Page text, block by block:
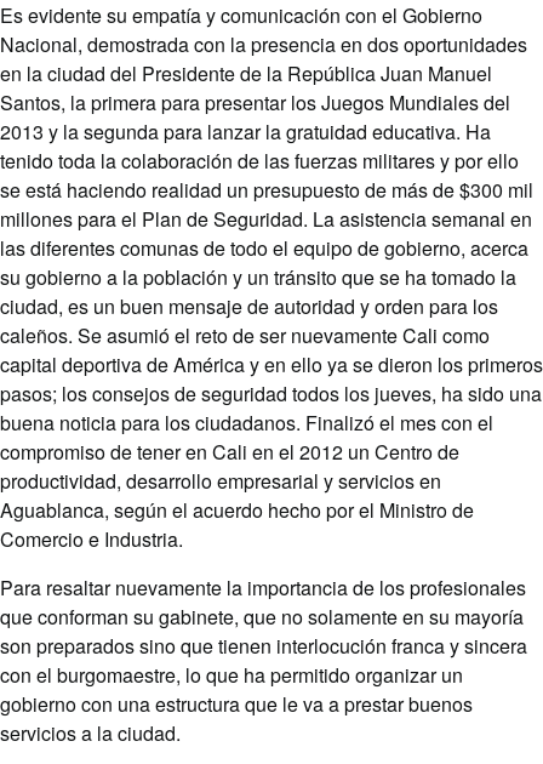
Es evidente su empatía y comunicación con el Gobierno
Nacional, demostrada con la presencia en dos oportunidades
en la ciudad del Presidente de la República Juan Manuel
Santos, la primera para presentar los Juegos Mundiales del
2013 y la segunda para lanzar la gratuidad educativa. Ha
tenido toda la colaboración de las fuerzas militares y por ello
se está haciendo realidad un presupuesto de más de $300 mil
millones para el Plan de Seguridad. La asistencia semanal en
las diferentes comunas de todo el equipo de gobierno, acerca
su gobierno a la población y un tránsito que se ha tomado la
ciudad, es un buen mensaje de autoridad y orden para los
caleños. Se asumió el reto de ser nuevamente Cali como
capital deportiva de América y en ello ya se dieron los primeros
pasos; los consejos de seguridad todos los jueves, ha sido una
buena noticia para los ciudadanos. Finalizó el mes con el
compromiso de tener en Cali en el 2012 un Centro de
productividad, desarrollo empresarial y servicios en
Aguablanca, según el acuerdo hecho por el Ministro de
Comercio e Industria.
Para resaltar nuevamente la importancia de los profesionales
que conforman su gabinete, que no solamente en su mayoría
son preparados sino que tienen interlocución franca y sincera
con el burgomaestre, lo que ha permitido organizar un
gobierno con una estructura que le va a prestar buenos
servicios a la ciudad.